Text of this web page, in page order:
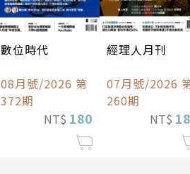
數位時代
08月號/2026 第
372期
NT$ 180
經理人月刊
07月號/2026
260期
NT$